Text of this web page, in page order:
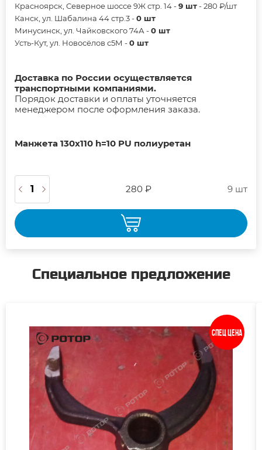
Красноярск, Северное шоссе 9Ж стр. 14 -9 шт- 280 ₽/шт
Канск, ул. Шабалина 44 стр.3 -0 шт
Минусинск, ул. Чайковского 74А -0 шт
Усть-Кут, ул. Новосёлов с5М -0 шт
Доставка по России осуществляется
транспортными компаниями.
Порядок доставки и оплаты уточняется
менеджером после оформления заказа.
Манжета 130х110 h=10 PU полиуретан
280 ₽ 9 шт
Специальное предложение
Спец цена